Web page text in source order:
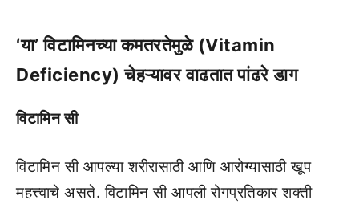
‘या’ विटामिनच्या कमतरतेमुळे (Vitamin
Deficiency) चेहऱ्यावर वाढतात पांढरे डाग
विटामिन सी
विटामिन सी आपल्या शरीरासाठी आणि आरोग्यासाठी खूप
महत्त्वाचे असते. विटामिन सी आपली रोगप्रतिकार शक्ती